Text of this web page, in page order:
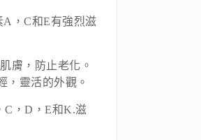
，C和E有強烈滋
膚，防止老化。
，靈活的外觀。
C，D，E和K.滋